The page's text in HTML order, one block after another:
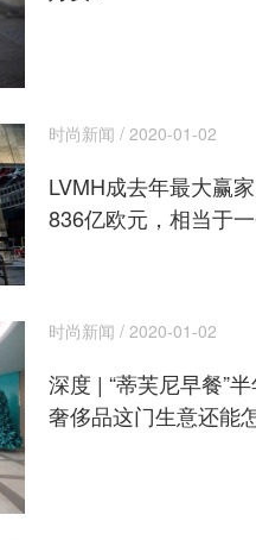
时尚新闻 / 2020-01-02
LVMH成去年最大赢
836亿欧元，相当于
时尚新闻 / 2020-01-02
深度 | “蒂芙尼早餐”
奢侈品这门生意还能